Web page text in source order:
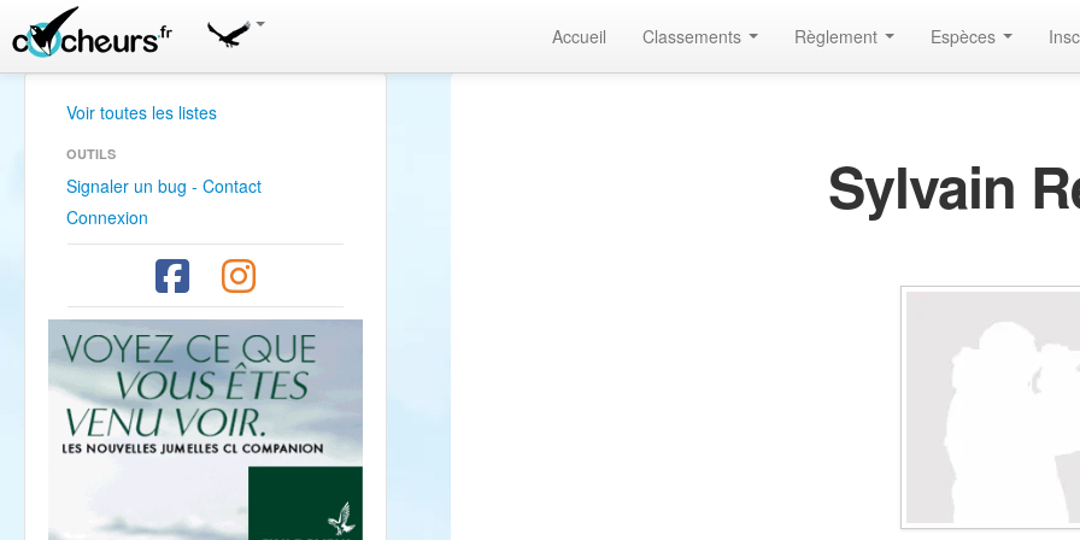
Accueil Classements Règlement Espèces
Voir toutes les listes
OUTILS
Signaler un bug - Contact
Connexion
Sylvain